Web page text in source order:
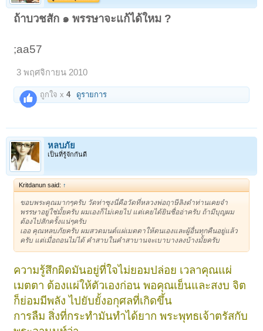
ถ้าบวชสัก ๑ พรรษาจะแก้ได้ใหม ?
;aa57
3 พฤศจิกายน 2010
ถูกใจ x4 ดูรายการ
หลบภัย
เป็นที่รู้จักกันดี
Kritdanun said: ↑
ขอบพระคุณมากๆครับ วัดท่าซุงนี่คือวัดที่หลวงพ่อฤาษีลิงดำท่านเคยจำ
พรรษาอยู่ใช่มั้ยครับ ผมเองก็ไม่เคยไป แต่เคยได้ยินชื่ออ่าครับ ถ้ามีบุญผม
ต้องไปสักครั้งแน่ๆครับ
เออ คุณหลบภัยครับ ผมสวดมนต์แผ่เมตตาให้ตนเองและผู้อื่นทุกคืนอยู่แล้ว
ครับ แต่เมื่อถอนไม่ได้ คำสาบในคำสาบานจะเบาบางลงบ้างมั้ยครับ
ความรู้สึกผิดมันอยู่ที่ใจไม่ยอมปล่อย เวลาคุณแผ่
เมตตา ต้องแผ่ให้ตัวเองก่อน พอคุณเย็นและสงบ จิต
ก็ย่อมมีพลัง ไปยับยั้งอกุศลที่เกิดขึ้น
การลืม สิ่งที่กระทำมันทำได้ยาก พระพุทธเจ้าตรัสกับ